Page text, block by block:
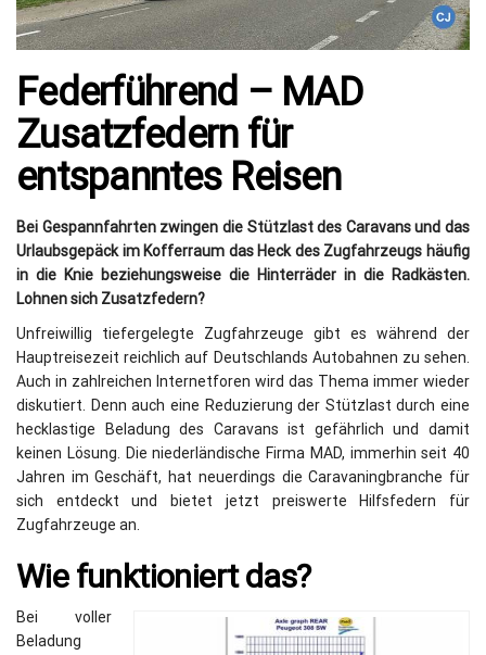
Federführend – MAD
Zusatzfedern für
entspanntes Reisen
Bei Gespannfahrten zwingen die Stützlast des Caravans und das
Urlaubsgepäck im Kofferraum das Heck des Zugfahrzeugs häufig
in die Knie beziehungsweise die Hinterräder in die Radkästen.
Lohnen sich Zusatzfedern?
Unfreiwillig tiefergelegte Zugfahrzeuge gibt es während der
Hauptreisezeit reichlich auf Deutschlands Autobahnen zu sehen.
Auch in zahlreichen Internetforen wird das Thema immer wieder
diskutiert. Denn auch eine Reduzierung der Stützlast durch eine
hecklastige Beladung des Caravans ist gefährlich und damit
keinen Lösung. Die niederländische Firma MAD, immerhin seit 40
Jahren im Geschäft, hat neuerdings die Caravaningbranche für
sich entdeckt und bietet jetzt preiswerte Hilfsfedern für
Zugfahrzeuge an.
Wie funktioniert das?
Bei voller
Beladung